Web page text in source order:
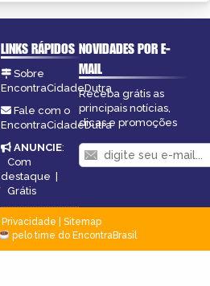
LINKS RÁPIDOS
Sobre
EncontraCidadeDutra
Fale com o
EncontraCidadeDutra
ANUNCIE:
Com
destaque |
Grátis
NOVIDADES POR E-
MAIL
Receba grátis as
principais notícias,
dicas e promoções
Privacidade
Sitemap
pelo time do EncontraBrasil